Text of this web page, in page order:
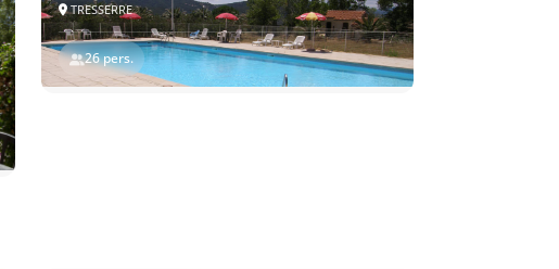
TRESSERRE
26 pers.